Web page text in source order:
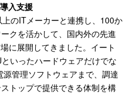
入支援
上のITメーカーと連携し、 100か
クを活かして、国内外の先進
に展開してきました。イート
といったハードウェアだけでな
源管理ソフトウェアまで、調達
トップで提供できる体制を構